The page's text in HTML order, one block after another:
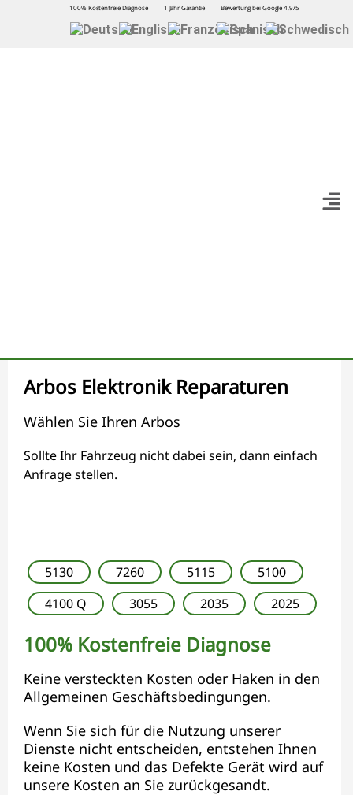
100% Kostenfreie Diagnose 1 Jahr Garantie Bewertung bei Google 4,9/5
Arbos Elektronik Reparaturen
Wählen Sie Ihren Arbos
Sollte Ihr Fahrzeug nicht dabei sein, dann einfach
Anfrage stellen.
5130 7260 5115
5100
4100 Q
3055 2035 2025
100% Kostenfreie Diagnose
Keine versteckten Kosten oder Haken in den
Allgemeinen Geschäftsbedingungen.
Wenn Sie sich für die Nutzung unserer
Dienste nicht entscheiden, entstehen Ihnen
keine Kosten und das Defekte Gerät wird auf
unsere Kosten an Sie zurückgesandt.